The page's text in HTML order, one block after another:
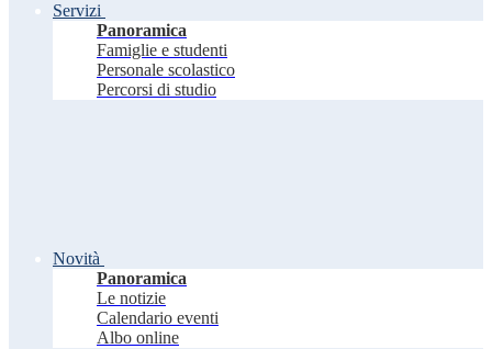
Servizi
Panoramica
Famiglie e studenti
Personale scolastico
Percorsi di studio
Novità
Panoramica
Le notizie
Calendario eventi
Albo online